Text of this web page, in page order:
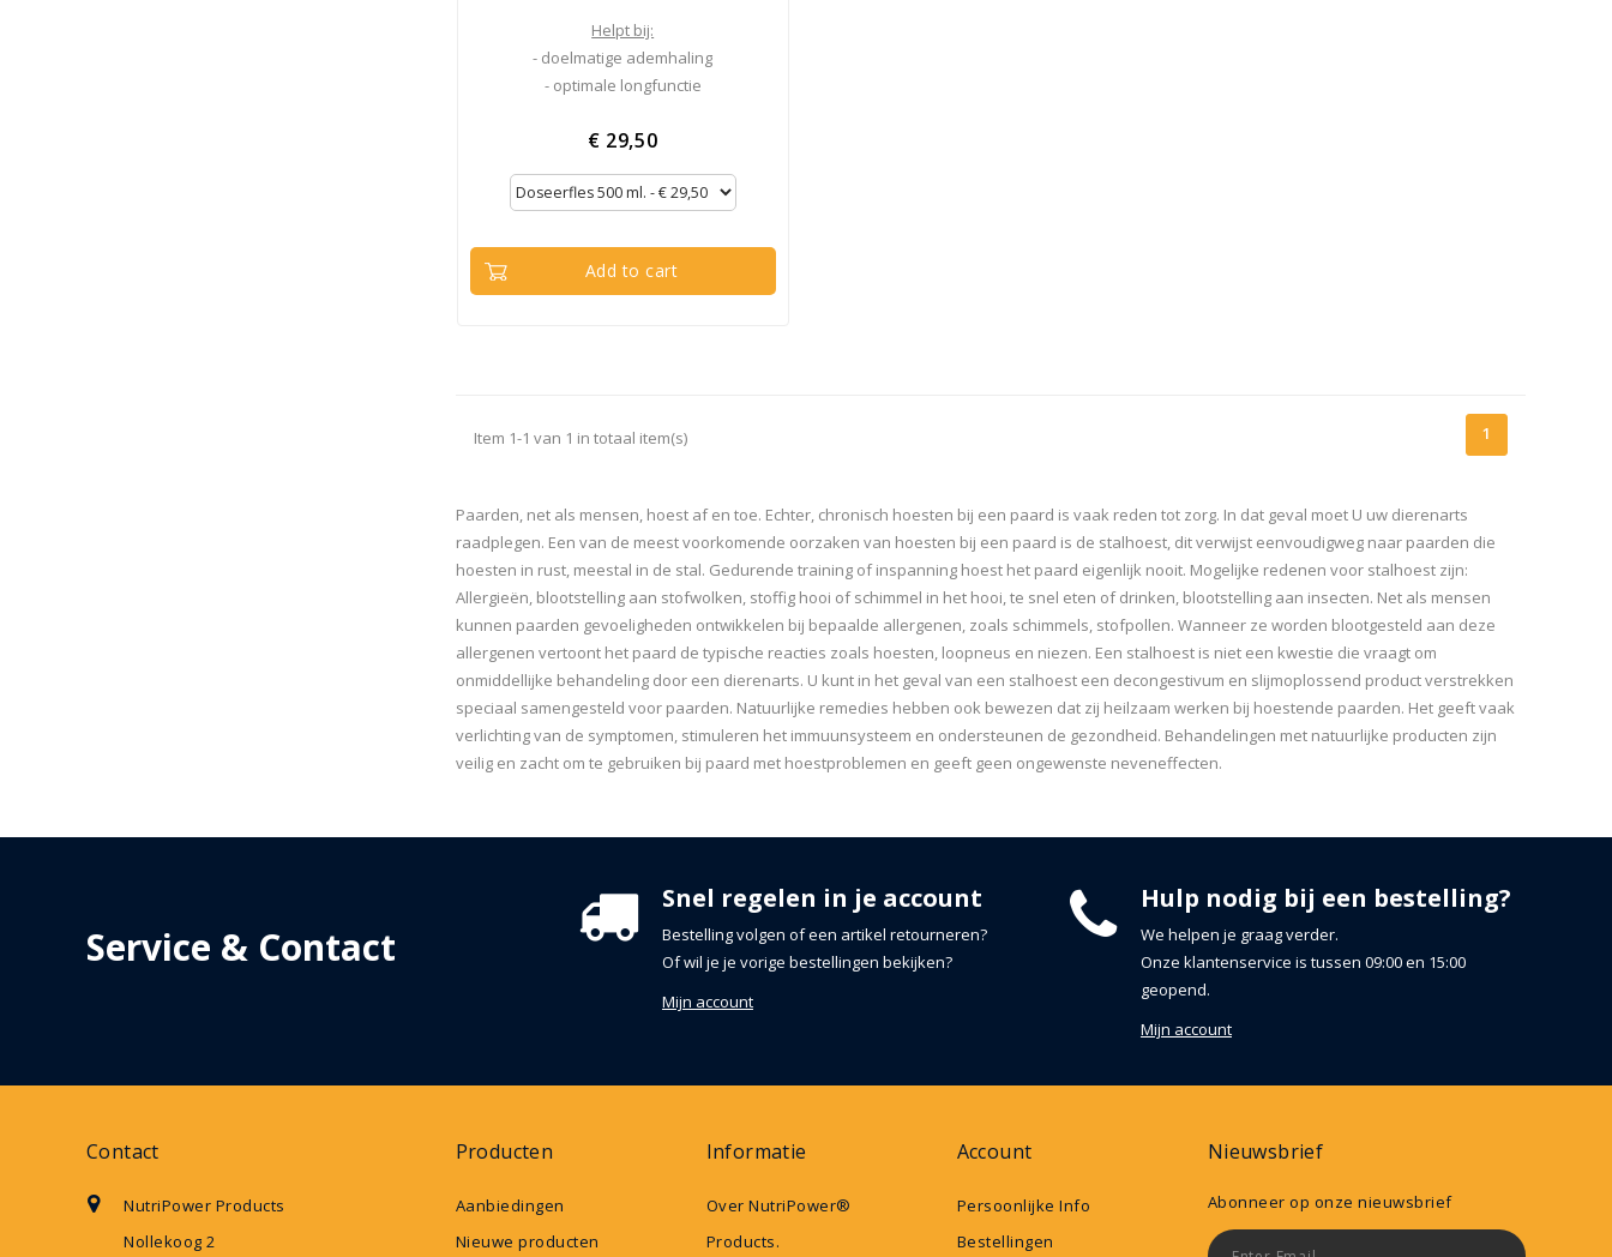
Helpt bij:
- doelmatige ademhaling
- optimale longfunctie
€ 29,50
Add to cart
Item 1-1 van 1 in totaal item(s) 1
Paarden, net als mensen, hoest af en toe. Echter, chronisch hoesten bij een paard is vaak reden tot zorg. In dat geval moet U uw dierenarts
raadplegen. Een van de meest voorkomende oorzaken van hoesten bij een paard is de stalhoest, dit verwijst eenvoudigweg naar paarden die
hoesten in rust, meestal in de stal. Gedurende training of inspanning hoest het paard eigenlijk nooit. Mogelijke redenen voor stalhoest zijn:
Allergieën, blootstelling aan stofwolken, stoffig hooi of schimmel in het hooi, te snel eten of drinken, blootstelling aan insecten. Net als mensen
kunnen paarden gevoeligheden ontwikkelen bij bepaalde allergenen, zoals schimmels, stofpollen. Wanneer ze worden blootgesteld aan deze
allergenen vertoont het paard de typische reacties zoals hoesten, loopneus en niezen. Een stalhoest is niet een kwestie die vraagt om
onmiddellijke behandeling door een dierenarts. U kunt in het geval van een stalhoest een decongestivum en slijmoplossend product verstrekken
speciaal samengesteld voor paarden. Natuurlijke remedies hebben ook bewezen dat zij heilzaam werken bij hoestende paarden. Het geeft vaak
verlichting van de symptomen, stimuleren het immuunsysteem en ondersteunen de gezondheid. Behandelingen met natuurlijke producten zijn
veilig en zacht om te gebruiken bij paard met hoestproblemen en geeft geen ongewenste neveneffecten.
Service & Contact
Snel regelen in je account
Bestelling volgen of een artikel retourneren?
Of wil je je vorige bestellingen bekijken?
Mijn account
Hulp nodig bij een bestelling?
We helpen je graag verder.
Onze klantenservice is tussen 09:00 en 15:00
geopend.
Mijn account
Contact
NutriPower Products
Nollekoog 2
Producten
Aanbiedingen
Nieuwe producten
Informatie
Over NutriPower®
Products.
Account
Persoonlijke Info
Bestellingen
Nieuwsbrief
Abonneer op onze nieuwsbrief